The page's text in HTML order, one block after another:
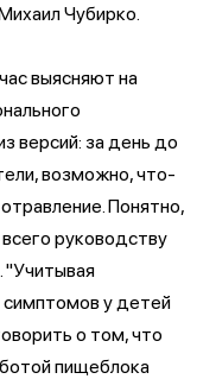
Чубирко.
выясняют на
версий: за день до
возможно, что-
Понятно,
руководству
"Учитывая
у детей
о том, что
пищеблока